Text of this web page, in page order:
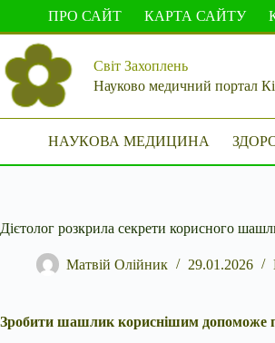
вмісту
ПРО САЙТ КАРТА САЙТУ
Світ Захоплень
Науково медичний портал
НАУКОВА МЕДИЦИНА
Дієтолог розкрила секрети корисного
Матвій Олійник 29.01.2026
Зробити шашлик кориснішим допоможе